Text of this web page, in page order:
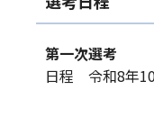
第一次選考
日程 令和8年10